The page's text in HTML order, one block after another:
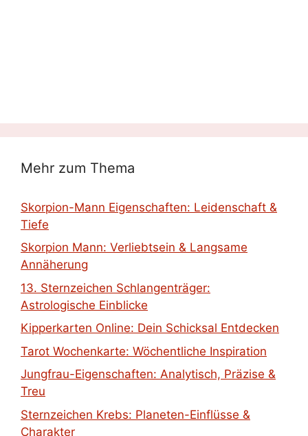
Mehr zum Thema
Skorpion-Mann Eigenschaften: Leidenschaft &
Tiefe
Skorpion Mann: Verliebtsein & Langsame
Annäherung
13. Sternzeichen Schlangenträger:
Astrologische Einblicke
Kipperkarten Online: Dein Schicksal Entdecken
Tarot Wochenkarte: Wöchentliche Inspiration
Jungfrau-Eigenschaften: Analytisch, Präzise &
Treu
Sternzeichen Krebs: Planeten-Einflüsse &
Charakter